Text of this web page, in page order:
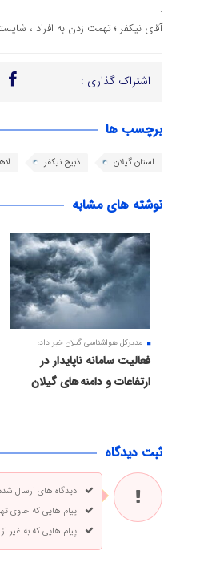
.
آقای نیکفر ؛ تهمت زدن به افراد ،
اشتراک گذاری :
برچسب ها
استان گیلان ذبیح نیکفر
نوشته های مشابه
مدیرکل هواشناسی گیلان خبر داد؛
فعالیت سامانه ناپایدار در
ارتفاعات و دامنه های گیلان
ثبت دیدگاه
دیدگاه های ارسال
پیام هایی که حاوی
پیام هایی که به غیر